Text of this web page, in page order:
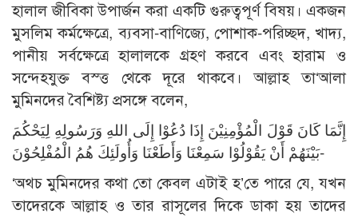
হালাল জীবিকা উপার্জন করা একটি গুরুত্বপূর্ণ বিষয়। একজন
মুসলিম কর্মক্ষেত্রে, ব্যবসা-বাণিজ্যে, পোশাক-পরিচ্ছদ, খাদ্য,
পানীয় সর্বক্ষেত্রে হালালকে গ্রহণ করবে এবং হারাম ও
সন্দেহযুক্ত বস্ত্ত থেকে দূরে থাকবে। আল্লাহ তা‘আলা
মুমিনদের বৈশিষ্ট্য প্রসঙ্গে বলেন,
إِنَّمَا كَانَ قَوْلَ الْمُؤْمِنِيْنَ إِذَا دُعُوْا إِلَى اللهِ وَرَسُولِهِ لِيَحْكُمَ
بَيْنَهُمْ أَنْ يَقُوْلُوْا سَمِعْنَا وَأَطَعْنَا وَأُولَئِكَ هُمُ الْمُفْلِحُوْنَ-
‘অথচ মুমিনদের কথা তো কেবল এটাই হ’তে পারে যে, যখন
তাদেরকে আল্লাহ ও তার রাসূলের দিকে ডাকা হয় তাদের